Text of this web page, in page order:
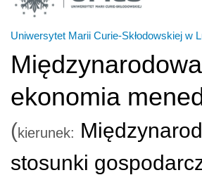
Uniwersytet Marii Curie-Skłodowskiej w
Międzynarodowa
ekonomia
(kierunek:
stosunki